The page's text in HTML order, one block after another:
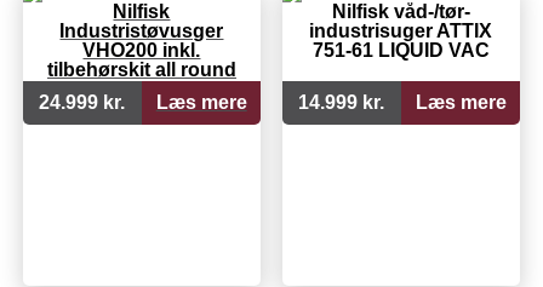
Nilfisk
Industristøvusger
VHO200 inkl.
tilbehørskit all round
Ø50 og slangeadapter
24.999 kr. Læs mere
Nilfisk våd-/tør-
industrisuger ATTIX
751-61 LIQUID VAC
14.999 kr. Læs mere